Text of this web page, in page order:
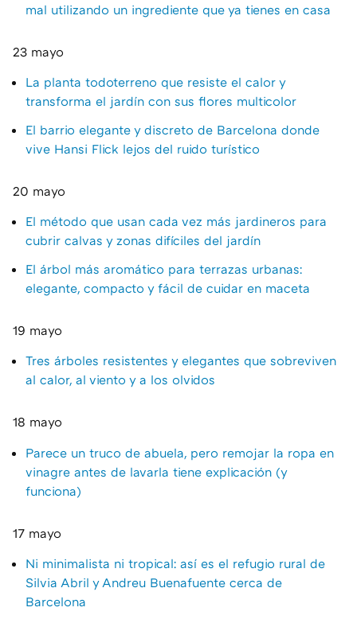
mal utilizando un ingrediente que ya tienes en casa
23 mayo
La planta todoterreno que resiste el calor y
transforma el jardín con sus flores multicolor
El barrio elegante y discreto de Barcelona donde
vive Hansi Flick lejos del ruido turístico
20 mayo
El método que usan cada vez más jardineros para
cubrir calvas y zonas difíciles del jardín
El árbol más aromático para terrazas urbanas:
elegante, compacto y fácil de cuidar en maceta
19 mayo
Tres árboles resistentes y elegantes que sobreviven
al calor, al viento y a los olvidos
18 mayo
Parece un truco de abuela, pero remojar la ropa en
vinagre antes de lavarla tiene explicación (y
funciona)
17 mayo
Ni minimalista ni tropical: así es el refugio rural de
Silvia Abril y Andreu Buenafuente cerca de
Barcelona